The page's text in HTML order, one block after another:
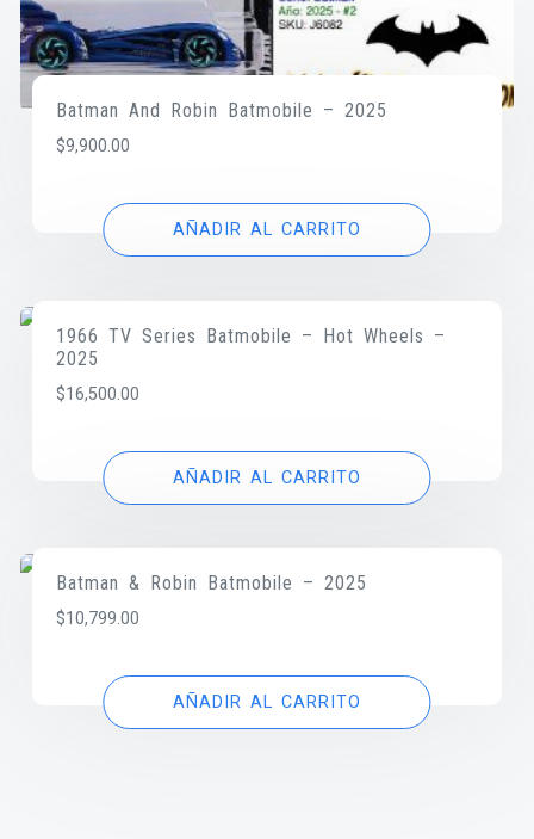
Batman And Robin Batmobile – 2025
$9,900.00
AÑADIR AL CARRITO
1966 TV Series Batmobile – Hot Wheels –
2025
$16,500.00
AÑADIR AL CARRITO
Batman & Robin Batmobile – 2025
$10,799.00
AÑADIR AL CARRITO